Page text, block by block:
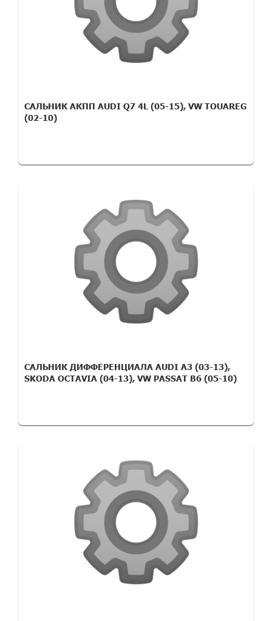
САЛЬНИК АКПП AUDI Q7 4L (05-15), VW TOUAREG
(02-10)
САЛЬНИК ДИФФЕРЕНЦИАЛА AUDI A3 (03-13),
SKODA OCTAVIA (04-13), VW PASSAT B6 (05-10)